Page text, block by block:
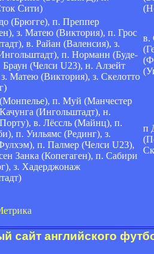
Сити)
(Брюгге), п. Преппер
з. Матею (Виктория), п. Грос
в. Райан (Валенсия), з.
п. Норманн (Буде-
(Челси U23), н. Алзейт
Матею (Виктория), з. Скелотто
в.
п. Муй (Манчестер
(Ингольштадт), н.
в. Лёссль (Майнц), п.
п. Уильямс (Рединг), з.
п. Палмер (Челси U23),
Занка (Копегаген), п. Сабири
з. Хадерджонаж
п
сайт английского